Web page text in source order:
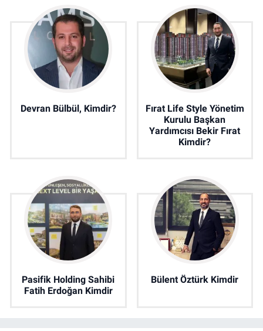
Devran Bülbül, Kimdir?
Fırat Life Style Yönetim
Kurulu Başkan
Yardımcısı Bekir Fırat
Kimdir?
Pasifik Holding Sahibi
Fatih Erdoğan Kimdir
Bülent Öztürk Kimdir